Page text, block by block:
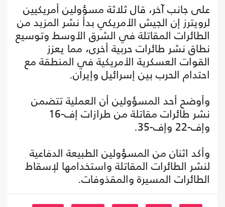
على جانب آخر، قال ثلاثة مسؤولين أمريكيين
لرويترز إن الجيش الأمريكي بدأ نشر المزيد من
الطائرات المقاتلة في الشرق الأوسط وتوسيع
نطاق نشر طائرات حربية أخرى، مما يعزز
القوات العسكرية الأمريكية في المنطقة مع
احتدام الحرب بين إسرائيل وإيران.
وأوضح أحد المسؤولين أن العملية تتضمن
نشر طائرات مقاتلة من طرازات إف-16
وإف-22 وإف-35.
وأكد اثنان من المسؤولين الطبيعة الدفاعية
لنشر الطائرات المقاتلة واستخدامها لإسقاط
الطائرات المسيرة والمقذوفات.